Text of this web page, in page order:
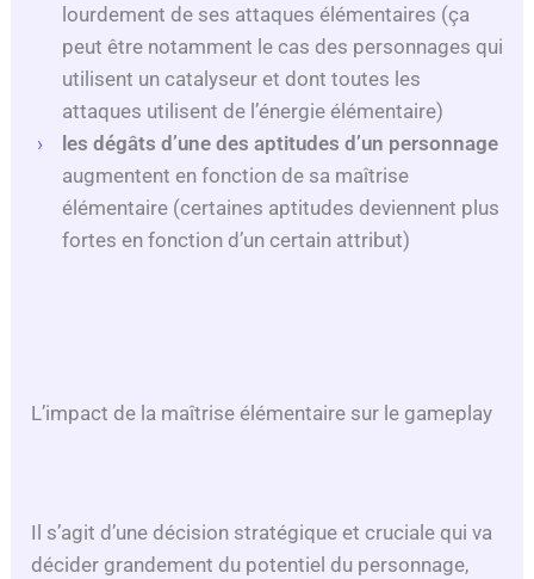
lourdement de ses attaques élémentaires (ça
peut être notamment le cas des personnages qui
utilisent un catalyseur et dont toutes les
attaques utilisent de l’énergie élémentaire)
les dégâts d’une des aptitudes d’un personnage
augmentent en fonction de sa maîtrise
élémentaire (certaines aptitudes deviennent plus
fortes en fonction d’un certain attribut)
L’impact de la maîtrise élémentaire sur le gameplay
Il s’agit d’une décision stratégique et cruciale qui va
décider grandement du potentiel du personnage,